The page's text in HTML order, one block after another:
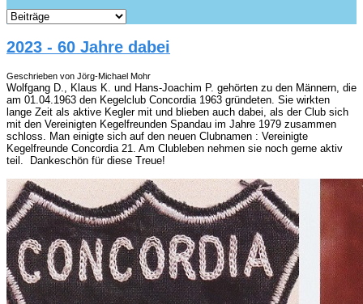
2023 - 60 Jahre dabei
Geschrieben von Jörg-Michael Mohr
Wolfgang D., Klaus K. und Hans-Joachim P. gehörten zu den Männern, die
am 01.04.1963 den Kegelclub Concordia 1963 gründeten. Sie wirkten
lange Zeit als aktive Kegler mit und blieben auch dabei, als der Club sich
mit den Vereinigten Kegelfreunden Spandau im Jahre 1979 zusammen
schloss. Man einigte sich auf den neuen Clubnamen : Vereinigte
Kegelfreunde Concordia 21. Am Clubleben nehmen sie noch gerne aktiv
teil. Dankeschön für diese Treue!